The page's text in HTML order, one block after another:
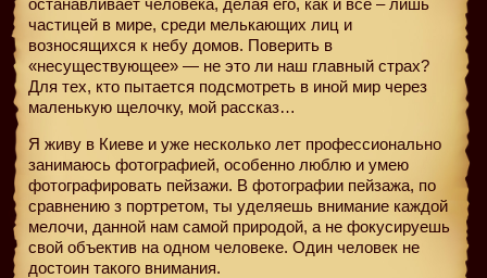
частицей в мире, среди мелькающих лиц и
возносящихся к небу домов. Поверить в
«несуществующее» — не это ли наш главный страх?
Для тех, кто пытается подсмотреть в иной мир через
маленькую щелочку, мой рассказ…
Я живу в Киеве и уже несколько лет профессионально
занимаюсь фотографией, особенно люблю и умею
фотографировать пейзажи. В фотографии пейзажа, по
сравнению з портретом, ты уделяешь внимание каждой
мелочи, данной нам самой природой, а не фокусируешь
свой объектив на одном человеке. Один человек не
достоин такого внимания.